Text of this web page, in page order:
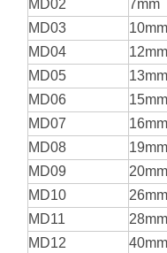
MD02
7mm
MD03
MD04
MD05
MD06
MD07
MD08
MD09
MD10
MD11
MD12